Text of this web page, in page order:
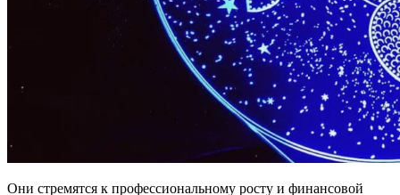
Они стремятся к профессиональному росту и финансовой